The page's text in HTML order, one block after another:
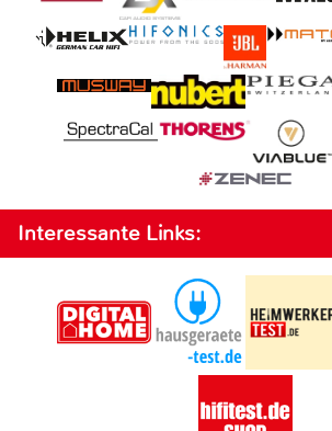
Interessante Links: